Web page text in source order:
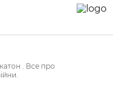
. Все про